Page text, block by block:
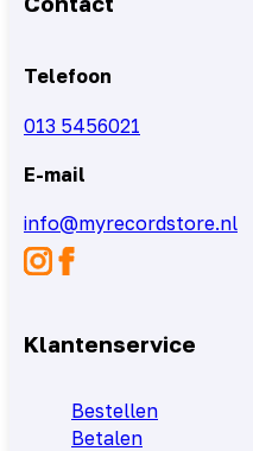
Telefoon
013 5456021
E-mail
info@myrecordstore.nl
Klantenservice
Bestellen
Betalen